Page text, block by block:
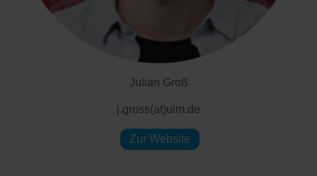
Julian Groß
j.gross(at)ulm.de
Zur Website